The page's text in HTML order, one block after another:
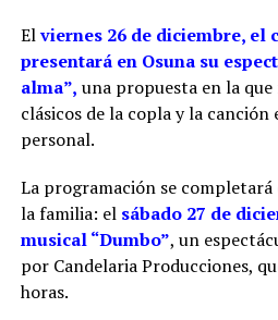
Elviernes 26 de diciembre, el
presentará en Osuna su
alma”, una propuesta en la que
clásicos de la copla y la canción
personal.
La programación se
la familia: el sábado 27 de
musical “Dumbo”, un
por Candelaria Producciones,
horas.